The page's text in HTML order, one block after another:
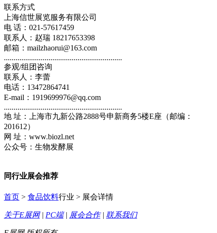
联系方式
上海信世展览服务有限公司
电 话：021-57617459
联系人：赵瑞 18217653398
邮箱：mailzhaorui@163.com
.............................................................
参观/组团咨询
联系人：李蕾
电话：13472864741
E-mail：1919699976@qq.com
.............................................................
地 址：上海市九新公路2888号申新商务5楼E座（邮编：
201612）
网 址：www.biozl.net
公众号：生物发酵展
同行业展会推荐
首页 > 食品饮料行业 > 展会详情
关于E展网| PC端| 展会合作| 联系我们